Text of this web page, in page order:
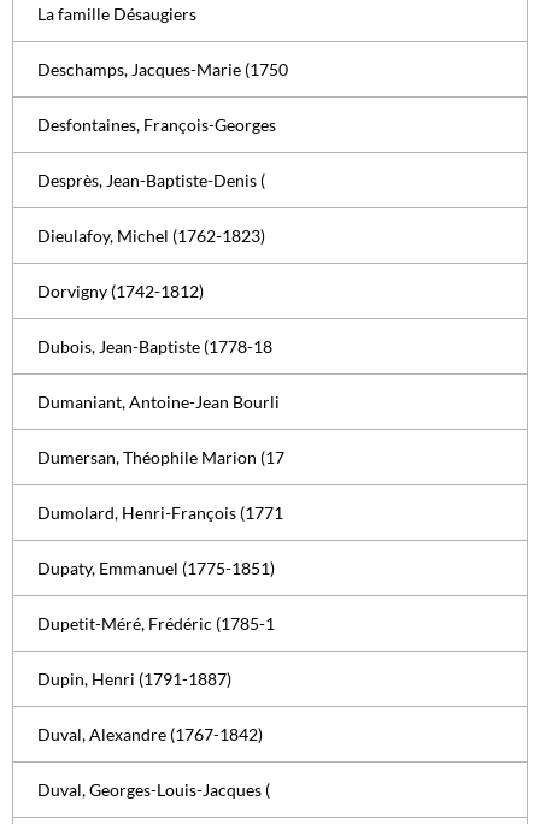
La famille Désaugiers
Deschamps, Jacques-Marie (1750
Desfontaines, François-Georges
Desprès, Jean-Baptiste-Denis (
Dieulafoy, Michel (1762-1823)
Dorvigny (1742-1812)
Dubois, Jean-Baptiste (1778-18
Dumaniant, Antoine-Jean Bourli
Dumersan, Théophile Marion (17
Dumolard, Henri-François (1771
Dupaty, Emmanuel (1775-1851)
Dupetit-Méré, Frédéric (1785-1
Dupin, Henri (1791-1887)
Duval, Alexandre (1767-1842)
Duval, Georges-Louis-Jacques (